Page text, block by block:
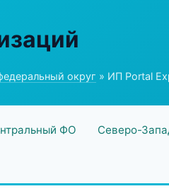
округ » ИП Portal
ФО Северо-